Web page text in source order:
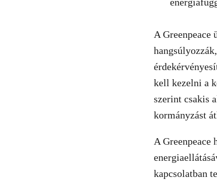
A
kell kezelni a
szerint csakis
kormányzást
A
kapcsolatban